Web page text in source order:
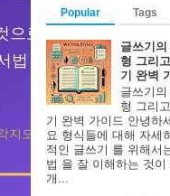
로 남기는
법
지도
Popular Tags
글쓰기
형 그리
기 완벽
글쓰기
형 그리
기 완벽 가이드 안녕하
요 형식들에 대해 자세
적인 글쓰기 를 위해서
법 을 잘 이해하는 것
개...